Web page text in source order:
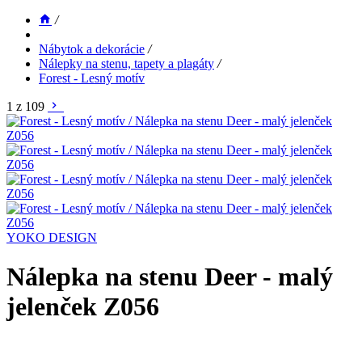
/
Nábytok a dekorácie /
Nálepky na stenu, tapety a plagáty /
Forest - Lesný motív
1 z 109
YOKO DESIGN
Nálepka na stenu Deer - malý
jelenček Z056